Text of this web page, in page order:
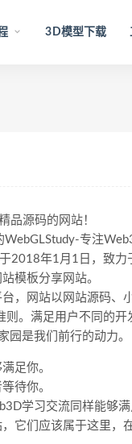
3D模型下载
品源码的网站！
专注
2018年1月1日，致
模板分享网站。
，网站以网站源码、
则。满足用户不同的
园是我们前行的动力。
足你。
待你。
学习交流同样能够满
它们应该属于这里，